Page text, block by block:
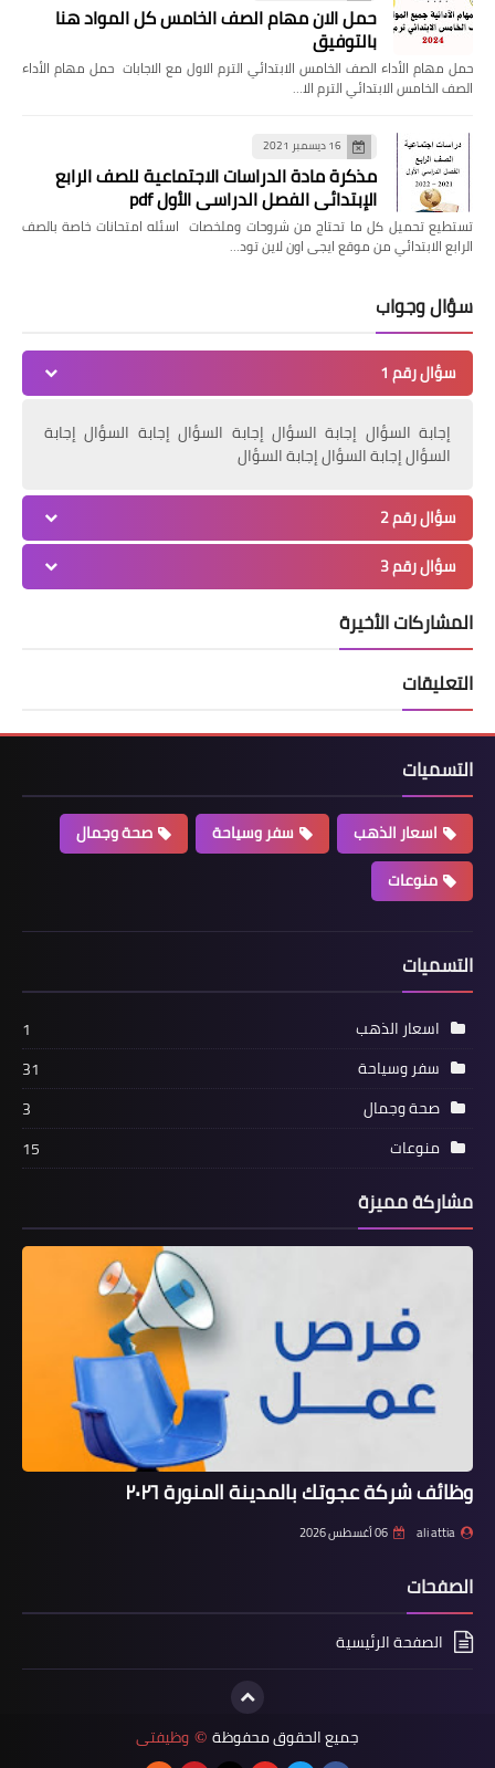
حمل الان مهام الصف الخامس كل المواد هنا
بالتوفيق
حمل مهام الأداء الصف الخامس الابتدائي الترم الاول مع الاجابات حمل مهام الأداء
الصف الخامس الابتدائي الترم الا…
16 ديسمبر 2021
مذكرة مادة الدراسات الاجتماعية للصف الرابع
الإبتدائي الفصل الدراسي الأول pdf
تستطيع تحميل كل ما تحتاج من شروحات وملخصات اسئله امتحانات خاصة بالصف
الرابع الابتدائي من موقع ايجى اون لاين تود…
سؤال وجواب
سؤال رقم 1
إجابة السؤال إجابة السؤال إجابة السؤال إجابة السؤال إجابة
السؤال إجابة السؤال إجابة السؤال
سؤال رقم 2
سؤال رقم 3
المشاركات الأخيرة
التعليقات
التسميات
اسعار الذهب سفر وسياحة
صحة وجمال
منوعات
التسميات
اسعار الذهب
1
سفر وسياحة
31
صحة وجمال
3
منوعات
15
مشاركة مميزة
وظائف شركة عجوتك بالمدينة المنورة ٢٠٢٦
ali attia 06 أغسطس 2026
الصفحات
الصفحة الرئيسية
جميع الحقوق محفوظة © وظيفتى